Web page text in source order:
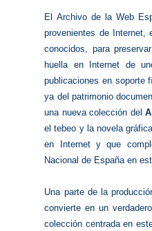
El Archivo de la Web
provenientes de
conocidos, para
huella en Internet de
publicaciones en soporte
ya del patrimonio
una nueva colección del
el tebeo y la novela
en Internet y que
Nacional de España en
Una parte de la
convierte en un
colección centrada en